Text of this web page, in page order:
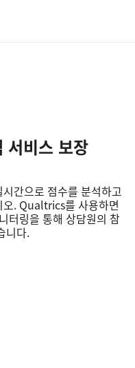
서비스 보장
간으로 점수를 분석하고
오. Qualtrics를 사용하면
터링을 통해 상담원의 참
니다.